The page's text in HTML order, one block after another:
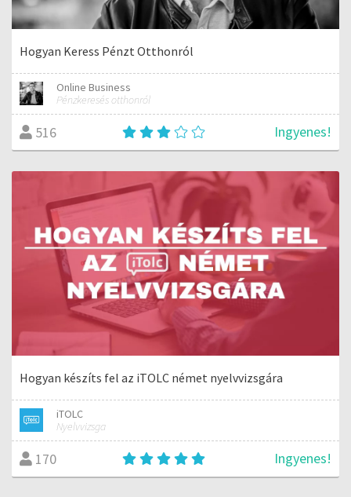
Hogyan Keress Pénzt Otthonról
Online Business
Pénzkeresés otthonról
516 Ingyenes!
Hogyan készíts fel az iTOLC német nyelvvizsgára
iTOLC
Nyelvvizsga
170 Ingyenes!